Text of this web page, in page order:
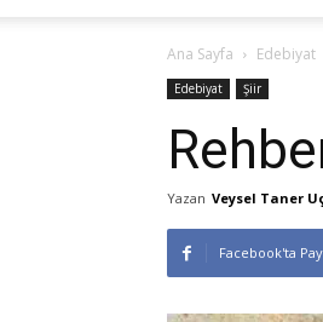
Ana Sayfa Edebiyat
Edebiyat Şiir
Yazan Veysel Taner
Facebook'ta